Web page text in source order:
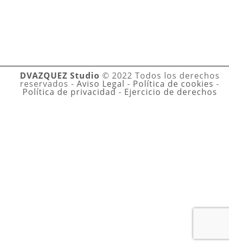
DVAZQUEZ Studio © 2022 Todos los derechos
reservados - Aviso Legal - Política de cookies -
Política de privacidad- Ejercicio de derechos